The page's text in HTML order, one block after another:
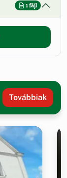
1 fájl
Továbbiak